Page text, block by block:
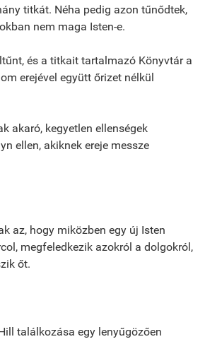
titkát. Néha pedig azon tűnődtek,
nem maga Isten-e.
és a titkait tartalmazó Könyvtár a
erejével együtt őrizet nélkül
akaró, kegyetlen ellenségek
ellen, akiknek ereje messze
az, hogy miközben egy új Isten
megfeledkezik azokról a dolgokról,
őt.
találkozása egy lenyűgözően